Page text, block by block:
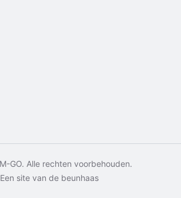
GO. Alle rechten voorbehouden.
Een site van de beunhaas